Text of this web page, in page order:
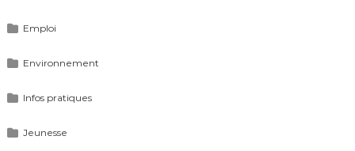
Emploi
Environnement
Infos pratiques
Jeunesse